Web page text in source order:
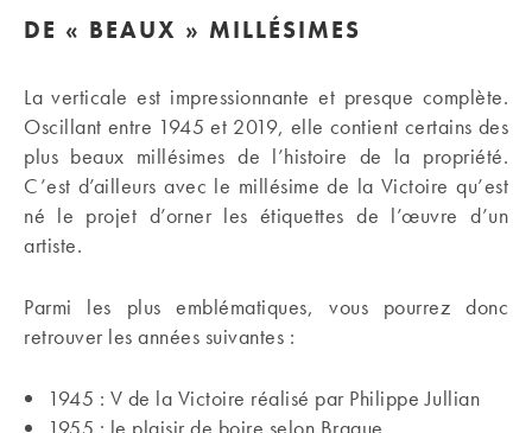
DE « BEAUX » MILLÉSIMES
La verticale est impressionnante et presque complète.
Oscillant entre 1945 et 2019, elle contient certains des
plus beaux millésimes de l’histoire de la propriété.
C’est d’ailleurs avec le millésime de la Victoire qu’est
né le projet d’orner les étiquettes de l’œuvre d’un
artiste.
Parmi les plus emblématiques, vous pourrez donc
retrouver les années suivantes :
1945 : V de la Victoire réalisé par Philippe Jullian